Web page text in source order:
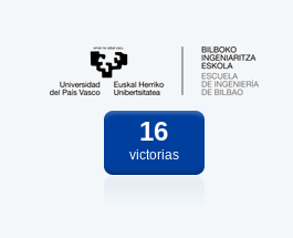
16
victorias